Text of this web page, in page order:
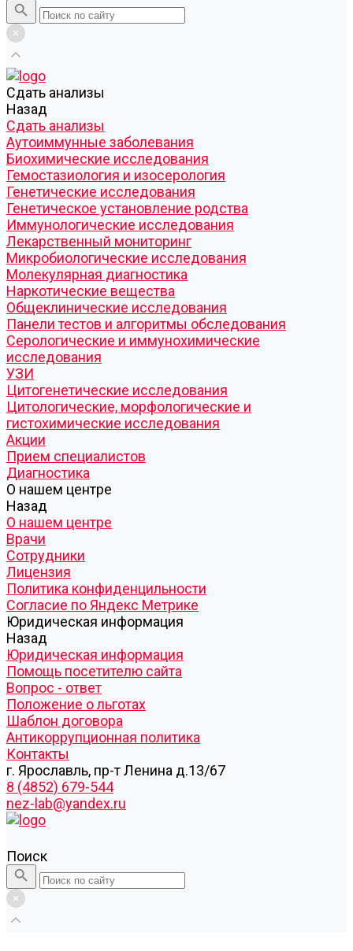
Cдать анализы
Назад
Cдать анализы
Аутоиммунные заболевания
Биохимические исследования
Гемостазиология и изосерология
Генетические исследования
Генетическое установление родства
Иммунологические исследования
Лекарственный мониторинг
Микробиологические исследования
Молекулярная диагностика
Наркотические вещества
Общеклинические исследования
Панели тестов и алгоритмы обследования
Серологические и иммунохимические
исследования
УЗИ
Цитогенетические исследования
Цитологические, морфологические и
гистохимические исследования
Акции
Прием специалистов
Диагностика
О нашем центре
Назад
О нашем центре
Врачи
Сотрудники
Лицензия
Политика конфиденцильности
Согласие по Яндекс Метрике
Юридическая информация
Назад
Юридическая информация
Помощь посетителю сайта
Вопрос - ответ
Положение о льготах
Шаблон договора
Антикоррупционная политика
Контакты
г. Ярославль, пр-т Ленина д.13/67
8 (4852) 679-544
nez-lab@yandex.ru
Поиск